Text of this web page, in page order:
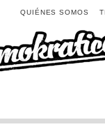
QUIÉNES SOMOS